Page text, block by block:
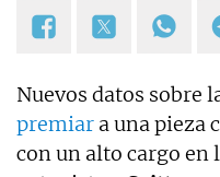
Nuevos datos sobre
premiar a una pieza
con un alto cargo en